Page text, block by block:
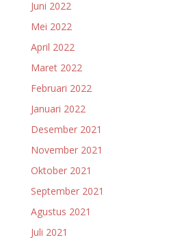
Juni 2022
Mei 2022
April 2022
Maret 2022
Februari 2022
Januari 2022
Desember 2021
November 2021
Oktober 2021
September 2021
Agustus 2021
Juli 2021